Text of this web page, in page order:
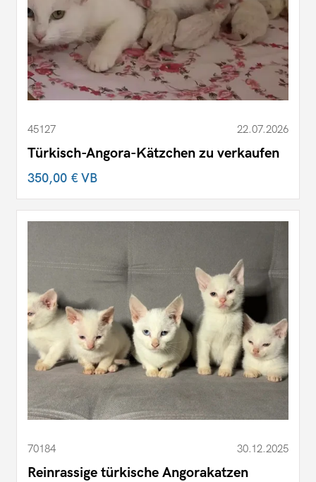
45127 22.07.2026
Türkisch-Angora-Kätzchen zu verkaufen
350,00 €VB
70184 30.12.2025
Reinrassige türkische Angorakatzen